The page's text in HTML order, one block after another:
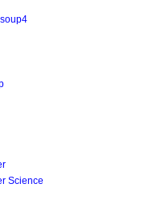
Science